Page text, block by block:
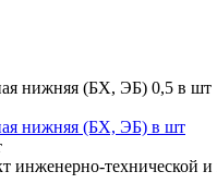
нижняя (БХ, ЭБ) 0,5 в шт
нижняя (БХ, ЭБ) в шт
инженерно-технической